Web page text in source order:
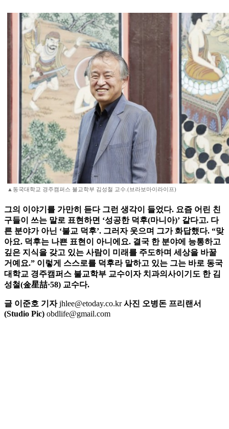
▲동국대학교 경주캠퍼스 불교학부 김성철 교수.(브라보마이라이프)
그의 이야기를 가만히 듣다 그런 생각이 들었다. 요즘 어린 친
구들이 쓰는 말로 표현하면 ‘성공한 덕후(마니아)’ 같다고. 다
른 분야가 아닌 ‘불교 덕후’. 그러자 웃으며 그가 화답했다. “맞
아요. 덕후는 나쁜 표현이 아니에요. 결국 한 분야에 능통하고
깊은 지식을 갖고 있는 사람이 미래를 주도하며 세상을 바꿀
거예요.” 이렇게 스스로를 덕후라 말하고 있는 그는 바로 동국
대학교 경주캠퍼스 불교학부 교수이자 치과의사이기도 한 김
성철(金星喆·58) 교수다.
글 이준호 기자jhlee@etoday.co.kr사진 오병돈 프리랜서
(Studio Pic) obdlife@gmail.com